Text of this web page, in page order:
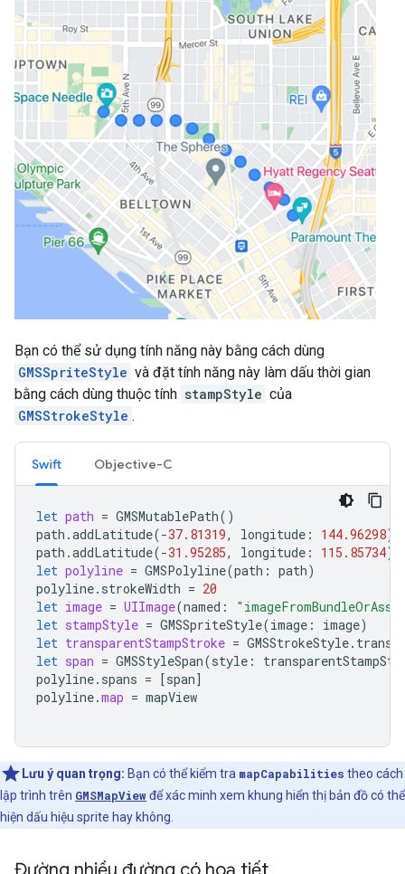
Bạn có thể sử dụng tính năng này bằng cách dùng
GMSSpriteStyle và đặt tính năng này làm dấu thời gian
bằng cách dùng thuộc tính stampStyle của
GMSStrokeStyle .
Swift Objective-C
let path = GMSMutablePath()
path .addLatitude(-37.81319, longitude : 144.96298)
path .addLatitude(-31.95285, longitude : 115.85734)
let polyline = GMSPolyline(path : path)
polyline. strokeWidth = 20
let image = UIImage(named :
let stampStyle = GMSSpriteStyle(image : image)
let transparentStampStroke = GMSStrokeStyle.
let span = GMSStyleSpan(style :
polyline. spans = [span]
polyline.map = mapView
Lưu ý quan trọng: Bạn có thể kiểm tra mapCapabilities theo cách
lập trình trên GMSMapViewđể xác minh xem khung hiển thị bản đồ có thể
hiện dấu hiệu sprite hay không.